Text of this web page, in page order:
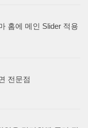
홈에 메인 Slider 적용
전문점
을 막기위해 쿨러 장